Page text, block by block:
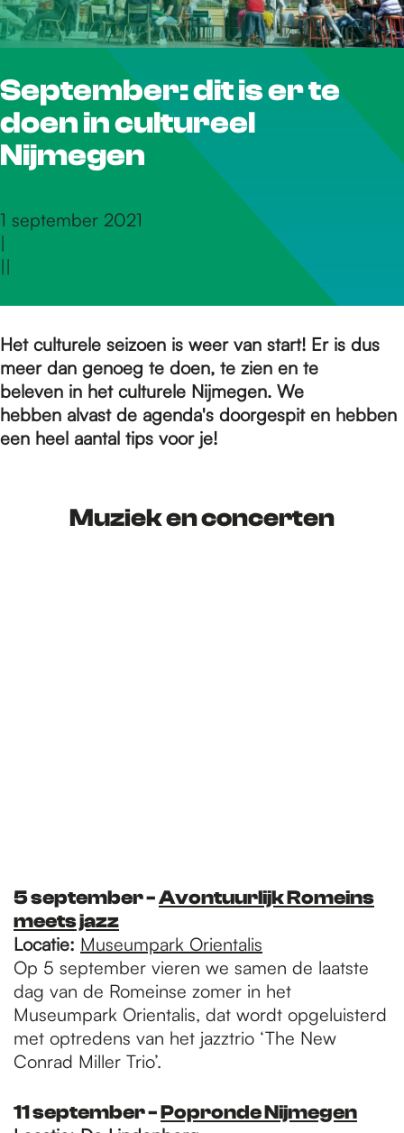
r
d
e
o
m
e
September: dit is er te
doen in cultureel
Nijmegen
1 september 2021
|
||
Het culturele seizoen is weer van start! Er is dus
meer dan genoeg te doen, te zien en te
beleven in het culturele Nijmegen. We
hebben alvast de agenda's doorgespit en hebben
een heel aantal tips voor je!
Muziek en concerten
5 september -Avontuurlijk Romeins
meets jazz
Locatie: Museumpark Orientalis
Op 5 september vieren we samen de laatste
dag van de Romeinse zomer in het
Museumpark Orientalis, dat wordt opgeluisterd
met optredens van het jazztrio ‘The New
Conrad Miller Trio’.
11 september -Popronde Nijmegen